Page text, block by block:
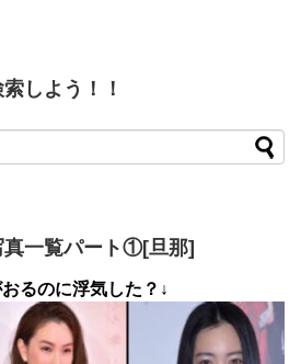
しよう！！
真一覧パート①[旦那]
るのに浮気した？↓